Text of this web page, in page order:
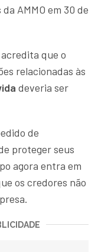
AMMO em 30 de
que o
relacionadas às
deveria ser
de
proteger seus
agora entra em
os credores não